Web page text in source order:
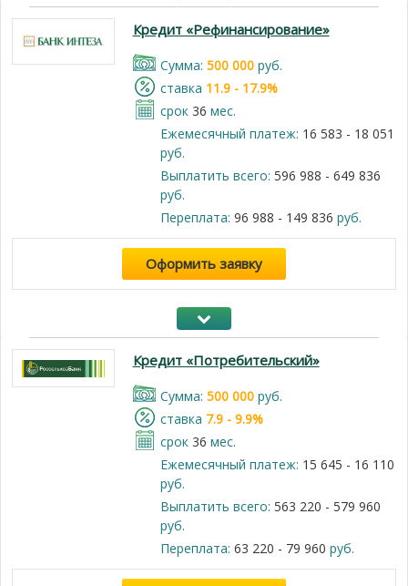
Кредит «Рефинансирование»
Cумма: 500 000руб.
cтавка 11.9 - 17.9%
срок 36 мес.
Ежемесячный платеж: 16 583 - 18 051
руб.
Выплатить всего: 596 988 - 649 836
руб.
Переплата: 96 988 - 149 836 руб.
Оформить заявку
Кредит «Потребительский»
Cумма: 500 000руб.
cтавка 7.9 - 9.9%
срок 36 мес.
Ежемесячный платеж: 15 645 - 16 110
руб.
Выплатить всего: 563 220 - 579 960
руб.
Переплата: 63 220 - 79 960 руб.